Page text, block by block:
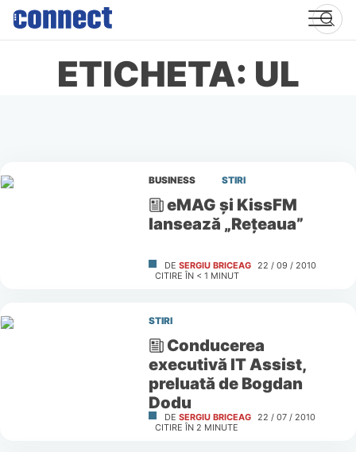
Skip
content
ETICHETA: UL
BUSINESS STIRI
eMAG şi KissFM
lansează „Reţeaua”
DE SERGIU BRICEAG 22 / 09 / 2010
CITIRE ÎN < 1 MINUT
STIRI
Conducerea
executivă IT Assist,
preluată de Bogdan
Dodu
DE SERGIU BRICEAG 22 / 07 / 2010
CITIRE ÎN 2 MINUTE